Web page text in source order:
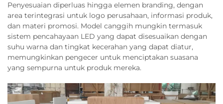
Penyesuaian diperluas hingga elemen branding, dengan
area terintegrasi untuk logo perusahaan, informasi produk,
dan materi promosi. Model canggih mungkin termasuk
sistem pencahayaan LED yang dapat disesuaikan dengan
suhu warna dan tingkat kecerahan yang dapat diatur,
memungkinkan pengecer untuk menciptakan suasana
yang sempurna untuk produk mereka.